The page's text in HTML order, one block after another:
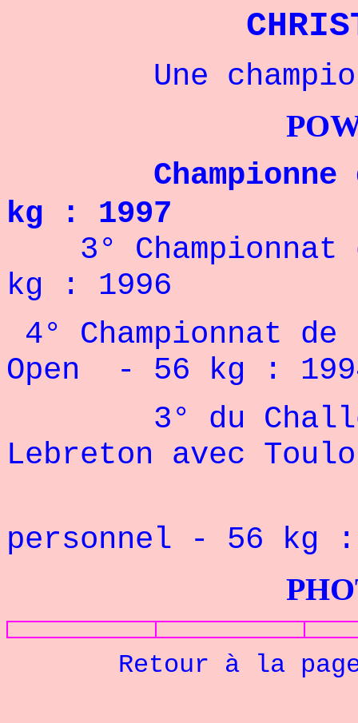
Une
Championne
kg : 1997
3° Championnat
kg : 1996
4° Championnat
Open - 56 kg :
3° du
Lebreton avec
personnel - 56
PHOTOS
Retour à la